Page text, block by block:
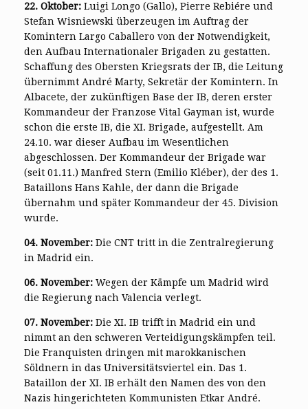
22. Oktober: Luigi Longo (Gallo), Pierre Rebiére und
Stefan Wisniewski überzeugen im Auftrag der
Komintern Largo Caballero von der Notwendigkeit,
den Aufbau Internationaler Brigaden zu gestatten.
Schaffung des Obersten Kriegsrats der IB, die Leitung
übernimmt André Marty, Sekretär der Komintern. In
Albacete, der zukünftigen Base der IB, deren erster
Kommandeur der Franzose Vital Gayman ist, wurde
schon die erste IB, die XI. Brigade, aufgestellt. Am
24.10. war dieser Aufbau im Wesentlichen
abgeschlossen. Der Kommandeur der Brigade war
(seit 01.11.) Manfred Stern (Emilio Kléber), der des 1.
Bataillons Hans Kahle, der dann die Brigade
übernahm und später Kommandeur der 45. Division
wurde.
04. November: Die CNT tritt in die Zentralregierung
in Madrid ein.
06. November: Wegen der Kämpfe um Madrid wird
die Regierung nach Valencia verlegt.
07. November: Die XI. IB trifft in Madrid ein und
nimmt an den schweren Verteidigungskämpfen teil.
Die Franquisten dringen mit marokkanischen
Söldnern in das Universitätsviertel ein. Das 1.
Bataillon der XI. IB erhält den Namen des von den
Nazis hingerichteten Kommunisten Etkar André.